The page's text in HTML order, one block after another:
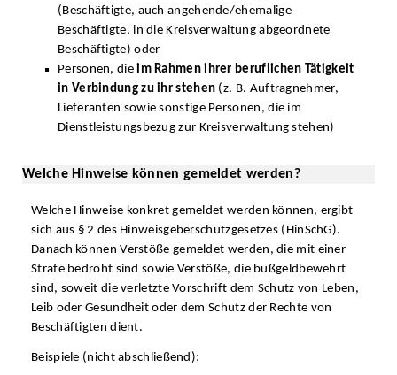
(Beschäftigte, auch angehende/ehemalige
Beschäftigte, in die Kreisverwaltung abgeordnete
Beschäftigte) oder
Personen, die im Rahmen ihrer beruflichen Tätigkeit
in Verbindung zu ihr stehen (z. B. Auftragnehmer,
Lieferanten sowie sonstige Personen, die im
Dienstleistungsbezug zur Kreisverwaltung stehen)
Welche Hinweise können gemeldet werden?
Welche Hinweise konkret gemeldet werden können, ergibt
sich aus § 2 des Hinweisgeberschutzgesetzes (HinSchG).
Danach können Verstöße gemeldet werden, die mit einer
Strafe bedroht sind sowie Verstöße, die bußgeldbewehrt
sind, soweit die verletzte Vorschrift dem Schutz von Leben,
Leib oder Gesundheit oder dem Schutz der Rechte von
Beschäftigten dient.
Beispiele (nicht abschließend):